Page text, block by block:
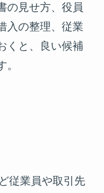
の見せ方、役員
入の整理、従業
くと、良い候補
従業員や取引先